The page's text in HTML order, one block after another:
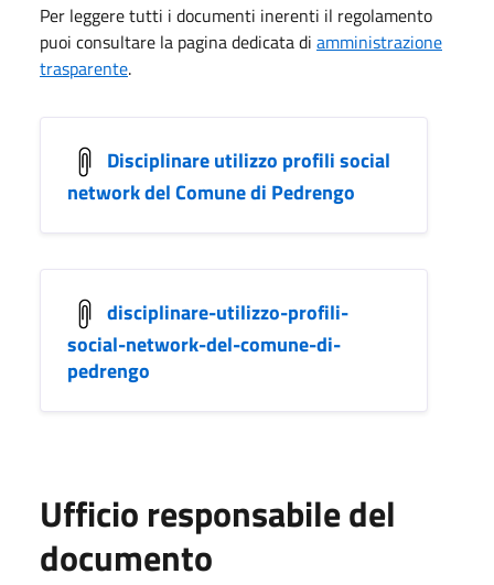
Per leggere tutti i documenti inerenti il regolamento
puoi consultare la pagina dedicata di amministrazione
trasparente.
Disciplinare utilizzo profili social
network del Comune di Pedrengo
disciplinare-utilizzo-profili-
social-network-del-comune-di-
pedrengo
Ufficio responsabile del
documento